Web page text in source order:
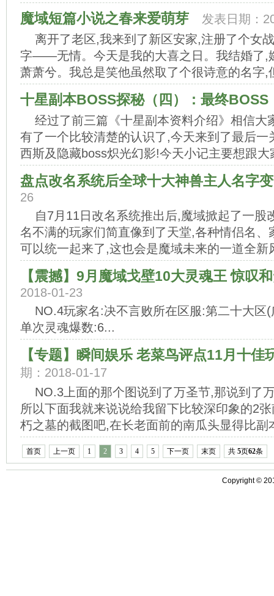
魔域短篇小说之春来爱萌芽
发表日期：
离开了老区,我来到了新区安家,注册了个女
字——无情。今天是我的大喜之日。我结婚了
萧萧兮。我总是笑他虽然取了个很诗意的名字,
十星副本BOSS探秘（四）：最终BOSS
经过了前三篇《十星副本资料介绍》相信大
有了一个比较清楚的认识了,今天来到了最后一
西斯及隐藏boss炽光幻影!今天小记主要想跟
盘点改名系统后全球十大神兽主人名字
26
自7月11日改名系统推出后,魔域掀起了一股
名不满的玩家们简直像到了天堂,各种情侣名
可以统一起来了,这也会是魔域未来的一道全新
【震撼】9月魔域戈壁10大灵魂王 惊叹
2018-01-23
NO.4玩家名:决不言败所在区服:第二十大区
单次灵魂爆数:6...
【专题】瞬间娱乐 老菜鸟评点11月十佳
期：2018-01-17
NO.3上面的那个图说到了万圣节,那说到了
所以下面我就来说说给我留下比较深印象的2
朽之墓的截图吧,在长老面前的南瓜头显得比副
首页 上一页 1 2 3 4 5 下一页 末页 共 5页62条
Copyright ©